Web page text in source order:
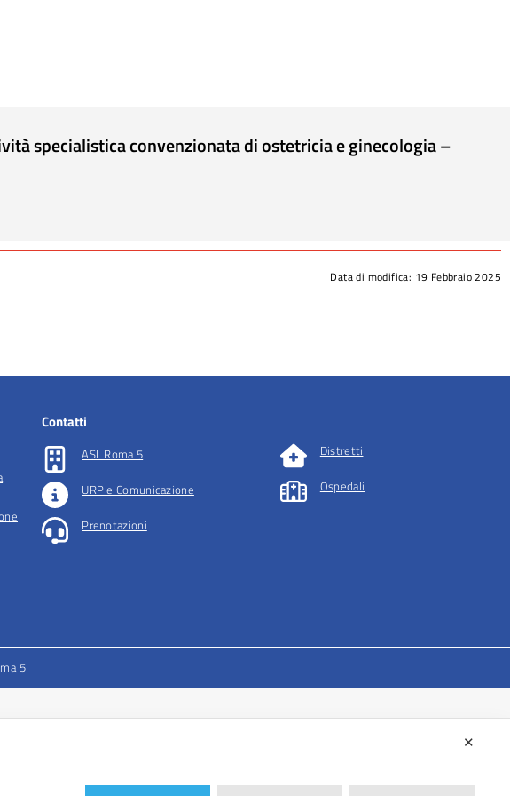
specialistica convenzionata di ostetricia e ginecologia –
Data di modifica: 19 Febbraio 2025
Contatti
ASL Roma 5
URP e Comunicazione
Prenotazioni
Distretti
Ospedali
5
✕